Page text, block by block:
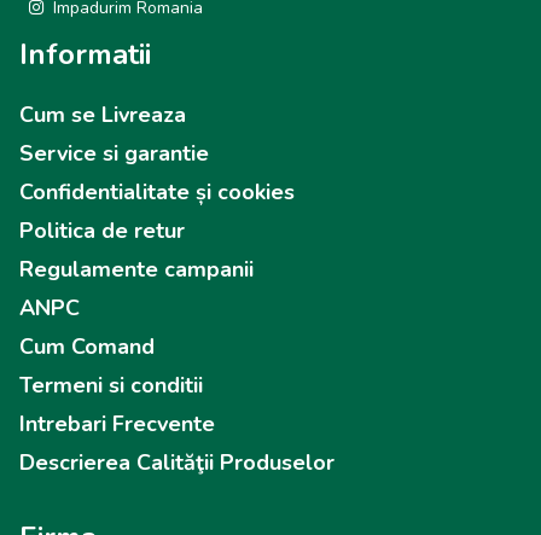
Impadurim Romania
Informatii
Cum se Livreaza
Service si garantie
Confidentialitate și cookies
Politica de retur
Regulamente campanii
ANPC
Cum Comand
Termeni si conditii
Intrebari Frecvente
Descrierea Calităţii Produselor